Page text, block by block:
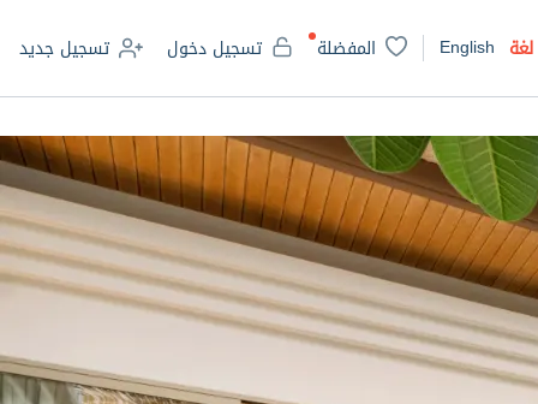
لغة English المفضلة تسجيل دخول تسجيل جديد